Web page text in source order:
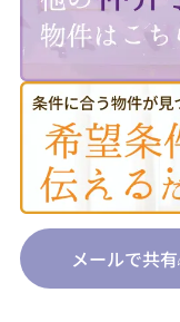
メールで共有